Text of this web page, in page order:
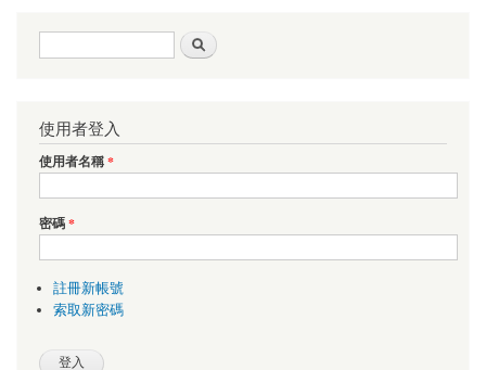
搜尋表單
使用者登入
使用者名稱*
密碼*
註冊新帳號
索取新密碼